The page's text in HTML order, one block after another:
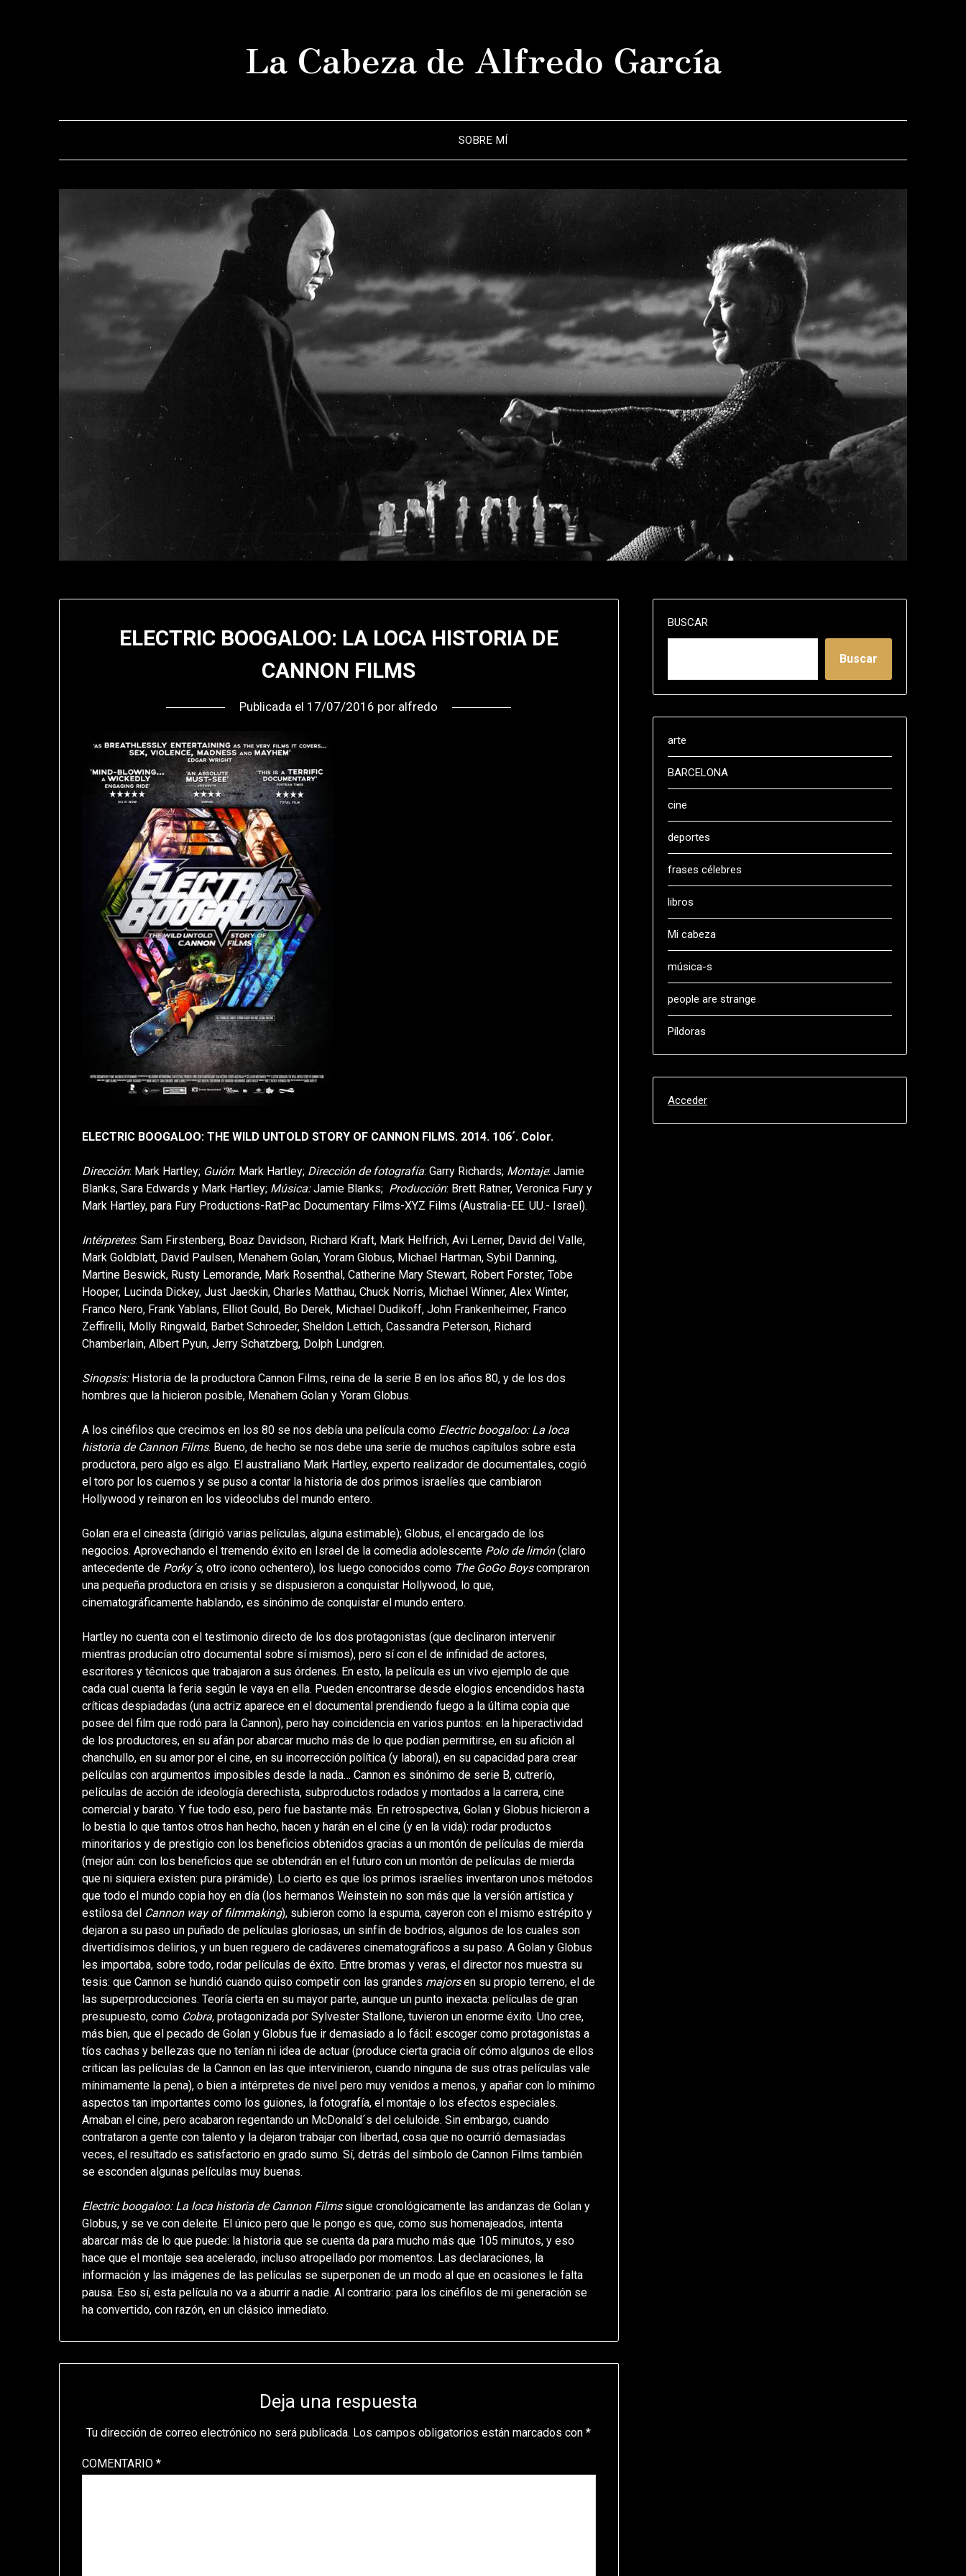
La Cabeza de Alfredo García
SOBRE MÍ
ELECTRIC BOOGALOO: LA LOCA HISTORIA DE
CANNON FILMS
Publicada el 17/07/2016 por alfredo
ELECTRIC BOOGALOO: THE WILD UNTOLD STORY OF CANNON FILMS. 2014. 106´. Color.
Dirección: Mark Hartley; Guión: Mark Hartley; Dirección de fotografía: Garry Richards; Montaje: Jamie
Blanks, Sara Edwards y Mark Hartley; Música:Jamie Blanks; Producción: Brett Ratner, Veronica Fury y
Mark Hartley, para Fury Productions-RatPac Documentary Films-XYZ Films (Australia-EE. UU.- Israel).
Intérpretes: Sam Firstenberg, Boaz Davidson, Richard Kraft, Mark Helfrich, Avi Lerner, David del Valle,
Mark Goldblatt, David Paulsen, Menahem Golan, Yoram Globus, Michael Hartman, Sybil Danning,
Martine Beswick, Rusty Lemorande, Mark Rosenthal, Catherine Mary Stewart, Robert Forster, Tobe
Hooper, Lucinda Dickey, Just Jaeckin, Charles Matthau, Chuck Norris, Michael Winner, Alex Winter,
Franco Nero, Frank Yablans, Elliot Gould, Bo Derek, Michael Dudikoff, John Frankenheimer, Franco
Zeffirelli, Molly Ringwald, Barbet Schroeder, Sheldon Lettich, Cassandra Peterson, Richard
Chamberlain, Albert Pyun, Jerry Schatzberg, Dolph Lundgren.
Sinopsis: Historia de la productora Cannon Films, reina de la serie B en los años 80, y de los dos
hombres que la hicieron posible, Menahem Golan y Yoram Globus.
A los cinéfilos que crecimos en los 80 se nos debía una película como Electric boogaloo: La loca
historia de Cannon Films. Bueno, de hecho se nos debe una serie de muchos capítulos sobre esta
productora, pero algo es algo. El australiano Mark Hartley, experto realizador de documentales, cogió
el toro por los cuernos y se puso a contar la historia de dos primos israelíes que cambiaron
Hollywood y reinaron en los videoclubs del mundo entero.
Golan era el cineasta (dirigió varias películas, alguna estimable); Globus, el encargado de los
negocios. Aprovechando el tremendo éxito en Israel de la comedia adolescente Polo de limón(claro
antecedente de Porky´s, otro icono ochentero), los luego conocidos como The GoGo Boyscompraron
una pequeña productora en crisis y se dispusieron a conquistar Hollywood, lo que,
cinematográficamente hablando, es sinónimo de conquistar el mundo entero.
Hartley no cuenta con el testimonio directo de los dos protagonistas (que declinaron intervenir
mientras producían otro documental sobre sí mismos), pero sí con el de infinidad de actores,
escritores y técnicos que trabajaron a sus órdenes. En esto, la película es un vivo ejemplo de que
cada cual cuenta la feria según le vaya en ella. Pueden encontrarse desde elogios encendidos hasta
críticas despiadadas (una actriz aparece en el documental prendiendo fuego a la última copia que
posee del film que rodó para la Cannon), pero hay coincidencia en varios puntos: en la hiperactividad
de los productores, en su afán por abarcar mucho más de lo que podían permitirse, en su afición al
chanchullo, en su amor por el cine, en su incorrección política (y laboral), en su capacidad para crear
películas con argumentos imposibles desde la nada… Cannon es sinónimo de serie B, cutrerío,
películas de acción de ideología derechista, subproductos rodados y montados a la carrera, cine
comercial y barato. Y fue todo eso, pero fue bastante más. En retrospectiva, Golan y Globus hicieron a
lo bestia lo que tantos otros han hecho, hacen y harán en el cine (y en la vida): rodar productos
minoritarios y de prestigio con los beneficios obtenidos gracias a un montón de películas de mierda
(mejor aún: con los beneficios que se obtendrán en el futuro con un montón de películas de mierda
que ni siquiera existen: pura pirámide). Lo cierto es que los primos israelíes inventaron unos métodos
que todo el mundo copia hoy en día (los hermanos Weinstein no son más que la versión artística y
estilosa del Cannon way of filmmaking), subieron como la espuma, cayeron con el mismo estrépito y
dejaron a su paso un puñado de películas gloriosas, un sinfín de bodrios, algunos de los cuales son
divertidísimos delirios, y un buen reguero de cadáveres cinematográficos a su paso. A Golan y Globus
les importaba, sobre todo, rodar películas de éxito. Entre bromas y veras, el director nos muestra su
tesis: que Cannon se hundió cuando quiso competir con las grandes majorsen su propio terreno, el de
las superproducciones. Teoría cierta en su mayor parte, aunque un punto inexacta: películas de gran
presupuesto, como Cobra,protagonizada por Sylvester Stallone, tuvieron un enorme éxito. Uno cree,
más bien, que el pecado de Golan y Globus fue ir demasiado a lo fácil: escoger como protagonistas a
tíos cachas y bellezas que no tenían ni idea de actuar (produce cierta gracia oír cómo algunos de ellos
critican las películas de la Cannon en las que intervinieron, cuando ninguna de sus otras películas vale
mínimamente la pena), o bien a intérpretes de nivel pero muy venidos a menos, y apañar con lo mínimo
aspectos tan importantes como los guiones, la fotografía, el montaje o los efectos especiales.
Amaban el cine, pero acabaron regentando un McDonald´s del celuloide. Sin embargo, cuando
contrataron a gente con talento y la dejaron trabajar con libertad, cosa que no ocurrió demasiadas
veces, el resultado es satisfactorio en grado sumo. Sí, detrás del símbolo de Cannon Films también
se esconden algunas películas muy buenas.
Electric boogaloo: La loca historia de Cannon Films sigue cronológicamente las andanzas de Golan y
Globus, y se ve con deleite. El único pero que le pongo es que, como sus homenajeados, intenta
abarcar más de lo que puede: la historia que se cuenta da para mucho más que 105 minutos, y eso
hace que el montaje sea acelerado, incluso atropellado por momentos. Las declaraciones, la
información y las imágenes de las películas se superponen de un modo al que en ocasiones le falta
pausa. Eso sí, esta película no va a aburrir a nadie. Al contrario: para los cinéfilos de mi generación se
ha convertido, con razón, en un clásico inmediato.
Deja una respuesta
Tu dirección de correo electrónico no será publicada. Los campos obligatorios están marcados con*
COMENTARIO*
BUSCAR
Buscar
arte
BARCELONA
cine
deportes
frases célebres
libros
Mi cabeza
música-s
people are strange
Píldoras
Acceder